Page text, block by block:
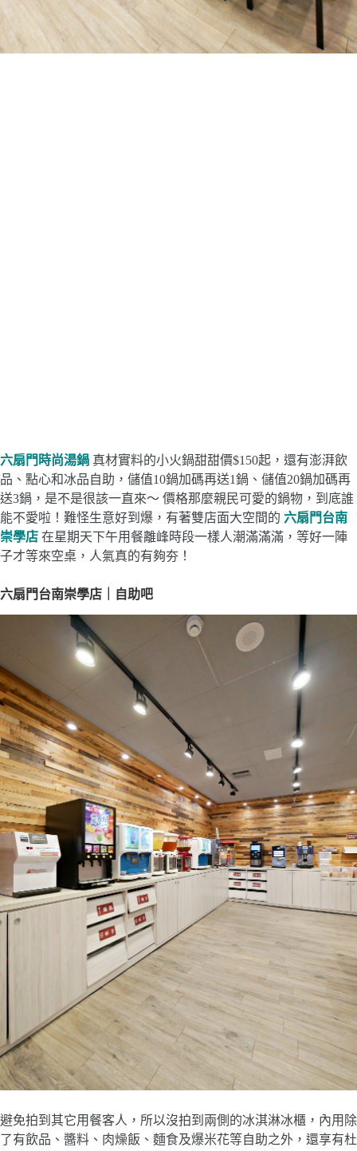
六扇門時尚湯鍋 真材實料的小火鍋甜甜價$150起，還有澎湃飲
品、點心和冰品自助，儲值10鍋加碼再送1鍋、儲值20鍋加碼再
送3鍋，是不是很該一直來～ 價格那麼親民可愛的鍋物，到底誰
能不愛啦！難怪生意好到爆，有著雙店面大空間的 六扇門台南
崇學店 在星期天下午用餐離峰時段一樣人潮滿滿滿，等好一陣
子才等來空桌，人氣真的有夠夯！
六扇門台南崇學店｜自助吧
避免拍到其它用餐客人，所以沒拍到兩側的冰淇淋冰櫃，內用除
了有飲品、醬料、肉燥飯、麵食及爆米花等自助之外，還享有杜